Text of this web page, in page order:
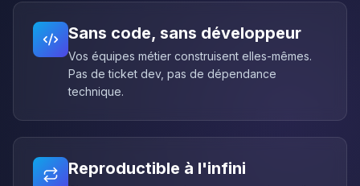
Sans code, sans développeur
Vos équipes métier construisent elles-mêmes.
Pas de ticket dev, pas de dépendance
technique.
Reproductible à l'infini